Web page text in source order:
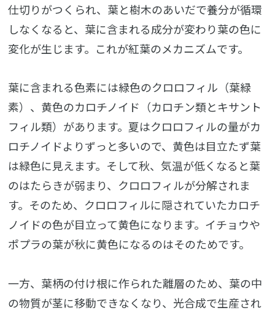
仕切りがつくられ、葉と樹木のあいだで養分が循環
しなくなると、葉に含まれる成分が変わり葉の色に
変化が生じます。これが紅葉のメカニズムです。
葉に含まれる色素には緑色のクロロフィル（葉緑
素）、黄色のカロチノイド（カロチン類とキサント
フィル類）があります。夏はクロロフィルの量がカ
ロチノイドよりずっと多いので、黄色は目立たず葉
は緑色に見えます。そして秋、気温が低くなると葉
のはたらきが弱まり、クロロフィルが分解されま
す。そのため、クロロフィルに隠されていたカロチ
ノイドの色が目立って黄色になります。イチョウや
ポプラの葉が秋に黄色になるのはそのためです。
一方、葉柄の付け根に作られた離層のため、葉の中
の物質が茎に移動できなくなり、光合成で生産され